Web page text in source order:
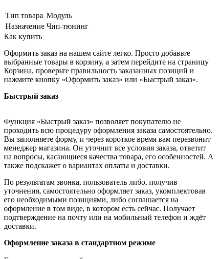
Тип товара Модуль
Назначение Чип-тюнинг
Как купить
Оформить заказ на нашем сайте легко. Просто добавьте
выбранные товары в корзину, а затем перейдите на страницу
Корзина, проверьте правильность заказанных позиций и
нажмите кнопку «Оформить заказ» или «Быстрый заказ».
Быстрый заказ
Функция «Быстрый заказ» позволяет покупателю не
проходить всю процедуру оформления заказа самостоятельно.
Вы заполняете форму, и через короткое время вам перезвонит
менеджер магазина. Он уточнит все условия заказа, ответит
на вопросы, касающиеся качества товара, его особенностей. А
также подскажет о вариантах оплаты и доставки.
По результатам звонка, пользователь либо, получив
уточнения, самостоятельно оформляет заказ, укомплектовав
его необходимыми позициями, либо соглашается на
оформление в том виде, в котором есть сейчас. Получает
подтверждение на почту или на мобильный телефон и ждёт
доставки.
Оформление заказа в стандартном режиме